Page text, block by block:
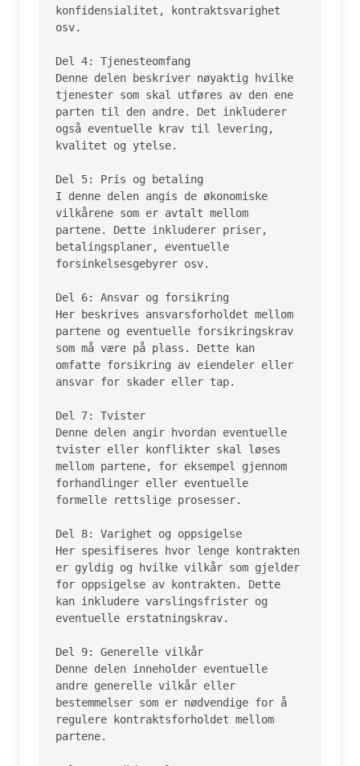
konfidensialitet, kontraktsvarighet
osv.
Del 4: Tjenesteomfang
Denne delen beskriver nøyaktig hvilke
tjenester som skal utføres av den ene
parten til den andre. Det inkluderer
også eventuelle krav til levering,
kvalitet og ytelse.
Del 5: Pris og betaling
I denne delen angis de økonomiske
vilkårene som er avtalt mellom
partene. Dette inkluderer priser,
betalingsplaner, eventuelle
forsinkelsesgebyrer osv.
Del 6: Ansvar og forsikring
Her beskrives ansvarsforholdet mellom
partene og eventuelle forsikringskrav
som må være på plass. Dette kan
omfatte forsikring av eiendeler eller
ansvar for skader eller tap.
Del 7: Tvister
Denne delen angir hvordan eventuelle
tvister eller konflikter skal løses
mellom partene, for eksempel gjennom
forhandlinger eller eventuelle
formelle rettslige prosesser.
Del 8: Varighet og oppsigelse
Her spesifiseres hvor lenge kontrakten
er gyldig og hvilke vilkår som gjelder
for oppsigelse av kontrakten. Dette
kan inkludere varslingsfrister og
eventuelle erstatningskrav.
Del 9: Generelle vilkår
Denne delen inneholder eventuelle
andre generelle vilkår eller
bestemmelser som er nødvendige for å
regulere kontraktsforholdet mellom
partene.